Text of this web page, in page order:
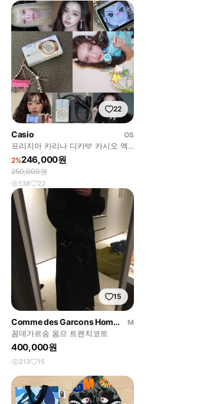
22
Casio
OS
프리지아 카리나 디카🩵 카시오 엑
슬림 EX-Z85 하늘색
2%246,000원
250,000원
138 22
15
Comme des Garcons Homme
M
꼼데가르송 옴므 트렌치코트
400,000원
213 15